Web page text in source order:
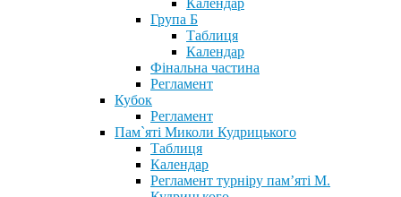
Календар
Група Б
Таблиця
Календар
Фінальна частина
Регламент
Кубок
Регламент
Пам`яті Миколи Кудрицького
Таблиця
Календар
Регламент турніру пам’яті М.